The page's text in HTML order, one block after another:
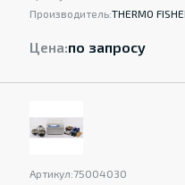
Производитель:THERMO
Цена:по запросу
Артикул:75004030